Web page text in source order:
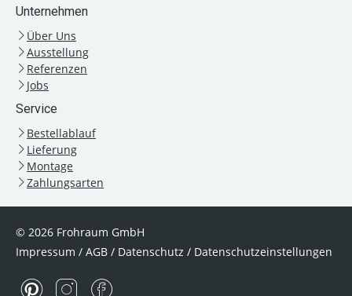
Unternehmen
Über Uns
Ausstellung
Referenzen
Jobs
Service
Bestellablauf
Lieferung
Montage
Zahlungsarten
© 2026 Frohraum GmbH
Impressum / AGB / Datenschutz / Datenschutzeinstellungen